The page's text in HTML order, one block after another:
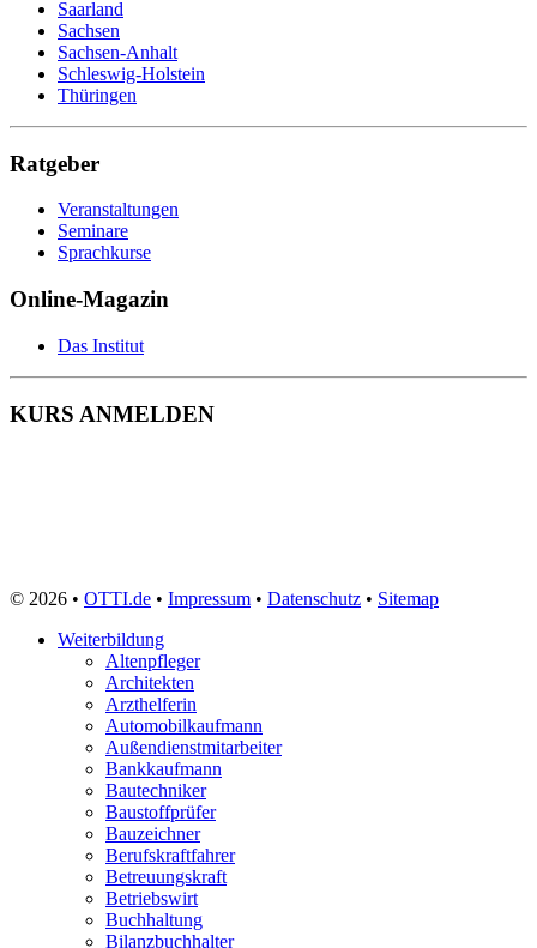
Saarland
Sachsen
Sachsen-Anhalt
Schleswig-Holstein
Thüringen
Ratgeber
Veranstaltungen
Seminare
Sprachkurse
Online-Magazin
Das Institut
KURS ANMELDEN
© 2026 • OTTI.de • Impressum • Datenschutz • Sitemap
Weiterbildung
Altenpfleger
Architekten
Arzthelferin
Automobilkaufmann
Außendienstmitarbeiter
Bankkaufmann
Bautechniker
Baustoffprüfer
Bauzeichner
Berufskraftfahrer
Betreuungskraft
Betriebswirt
Buchhaltung
Bilanzbuchhalter